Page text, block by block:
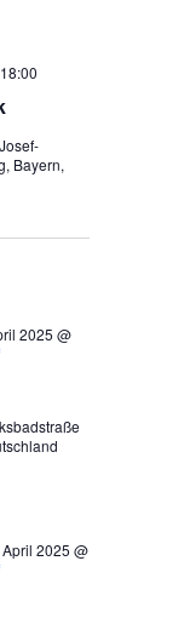
i
a
t
18:00
Josef-
Bayern,
2025 @
April 2025 @